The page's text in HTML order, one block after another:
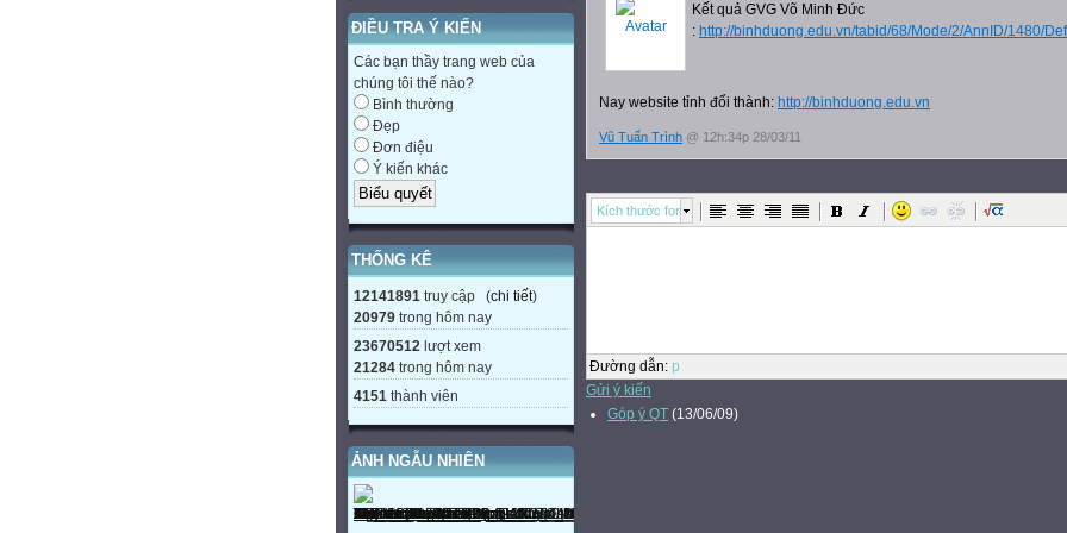
ĐIỀU TRA Ý KIẾN
Các bạn thầy trang web của
chúng tôi thế nào?
Bình thường
Đẹp
Đơn điệu
Ý kiến khác
THỐNG KÊ
12141891 truy cập (chi tiết)
20979 trong hôm nay
23670512 lượt xem
21284 trong hôm nay
4151 thành viên
ẢNH NGẪU NHIÊN
Kết quả GVG Võ Minh Đức
: http://binhduong.edu.vn/tabid/68/Mode/2/AnnID/1480/
Nay website tỉnh đổi thành: http://binhduong.edu.vn
Vũ Tuấn Trình @ 12h:34p 28/03/11
Kích thước font
Đường dẫn: p
Gửi ý kiến
Góp ý QT (13/06/09)